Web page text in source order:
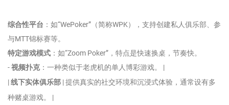
综合性平台 ：如“WePoker”（简称WPK），支持创建私人俱乐部、参
与MTT锦标赛等。
特定游戏模式 ：如“Zoom Poker”，特点是快速换桌，节奏快。
-视频扑克：一种类似于老虎机的单人博彩游戏。 |
|线下实体俱乐部 | 提供真实的社交环境和沉浸式体验，通常设有多
种赌桌游戏。 |